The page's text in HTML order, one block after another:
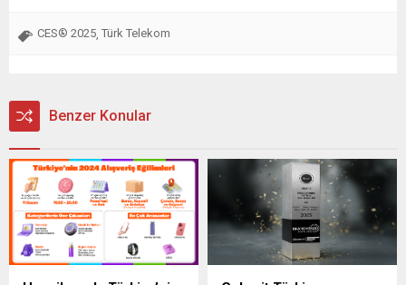
CES® 2025 Türk Telekom
Benzer Konular